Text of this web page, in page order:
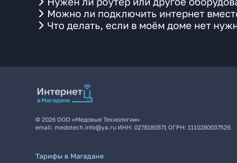
Можно ли подключить интернет
Что делать, если в моём доме нет
© 2026 ООО «Медовые Технологии»
email: medotech.info@ya.ru ИНН: 0278180571 ОГРН: 1110280037526
Тарифы в Магадане